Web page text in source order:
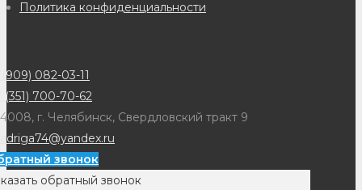
Политика конфиденциальности
082-03-11
(351) 700-70-62
г. Челябинск, Свердловский тракт 9
звонок
обратный звонок